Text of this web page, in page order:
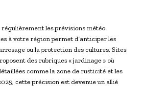
les prévisions météo
à votre région permet d’anticiper les
ou la protection des cultures. Sites
des rubriques « jardinage » où
comme la zone de rusticité et les
cette précision est devenue un allié